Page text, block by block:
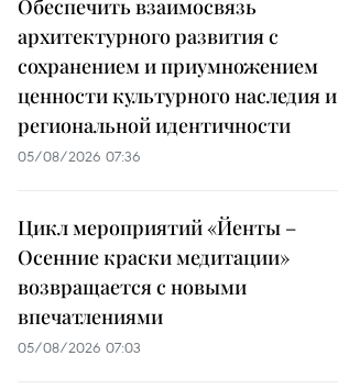
Обеспечить взаимосвязь
архитектурного развития с
сохранением и приумножением
ценности культурного наследия и
региональной идентичности
05/08/2026 07:36
Цикл мероприятий «Йенты –
Осенние краски медитации»
возвращается с новыми
впечатлениями
05/08/2026 07:03